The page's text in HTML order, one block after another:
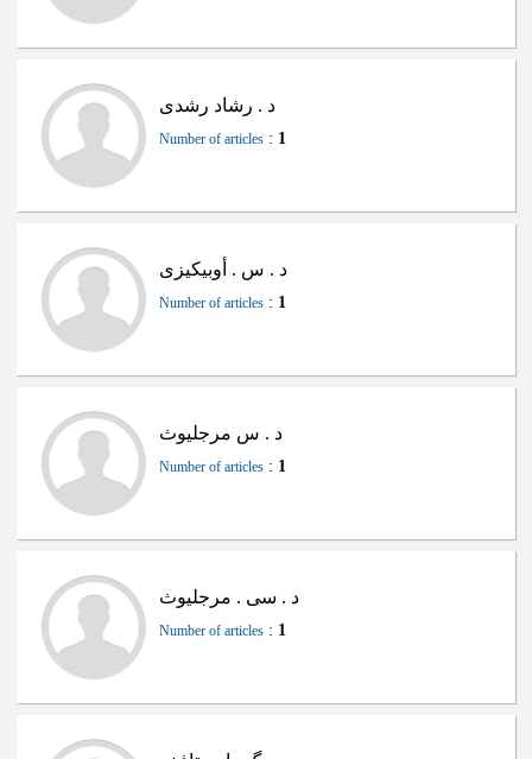
د . رشاد رشدی
Number of articles : 1
د . س . أوبیکیزی
Number of articles : 1
د . س مرجلیوث
Number of articles : 1
د . سی . مرجلیوث
Number of articles : 1